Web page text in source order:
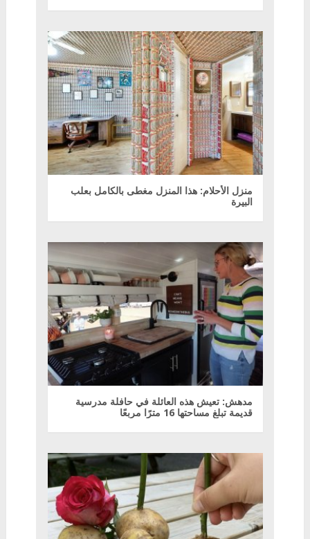
منزل الأحلام: هذا المنزل مغطى بالكامل بعلب
البيرة
مدهش: تعيش هذه العائلة في حافلة مدرسية
قديمة تبلغ مساحتها 16 مترًا مربعًا